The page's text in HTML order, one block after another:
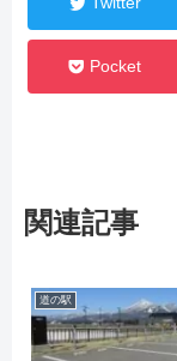
Pocket
関連記事
道の駅